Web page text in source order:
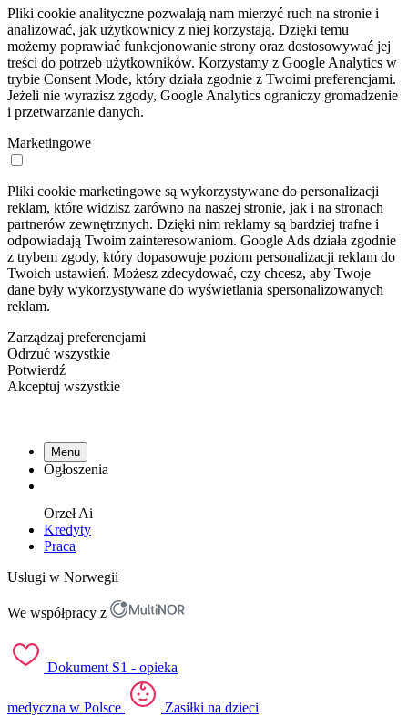
Pliki cookie analityczne pozwalają nam mierzyć ruch na stronie i
analizować, jak użytkownicy z niej korzystają. Dzięki temu
możemy poprawiać funkcjonowanie strony oraz dostosowywać jej
treści do potrzeb użytkowników. Korzystamy z Google Analytics w
trybie Consent Mode, który działa zgodnie z Twoimi preferencjami.
Jeżeli nie wyrazisz zgody, Google Analytics ograniczy gromadzenie
i przetwarzanie danych.
Marketingowe
Pliki cookie marketingowe są wykorzystywane do personalizacji
reklam, które widzisz zarówno na naszej stronie, jak i na stronach
partnerów zewnętrznych. Dzięki nim reklamy są bardziej trafne i
odpowiadają Twoim zainteresowaniom. Google Ads działa zgodnie
z trybem zgody, który dopasowuje poziom personalizacji reklam do
Twoich ustawień. Możesz zdecydować, czy chcesz, aby Twoje
dane były wykorzystywane do wyświetlania spersonalizowanych
reklam.
Zarządzaj preferencjami
Odrzuć wszystkie
Potwierdź
Akceptuj wszystkie
Menu
Ogłoszenia
OrzełAi
Kredyty
Praca
Usługi w Norwegii
We współpracy z
Dokument S1 - opieka
medyczna w Polsce Zasiłki na dzieci